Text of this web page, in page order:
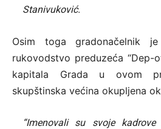
Stanivuković.
Osim toga gradonačelnik
rukovodstvo preduzeća “Dep-
kapitala Grada u ovom
skupštinska većina okupljena
“Imenovali su svoje